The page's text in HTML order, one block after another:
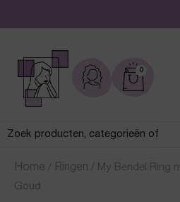
De leukste sieraden online
0
Home / Ringen / My Bendel Ring
Goud